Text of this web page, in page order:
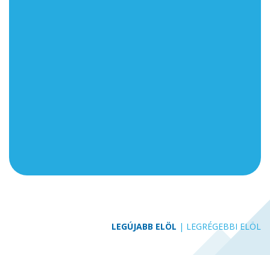
LEGÚJABB ELÖL | LEGRÉGEBBI ELÖL